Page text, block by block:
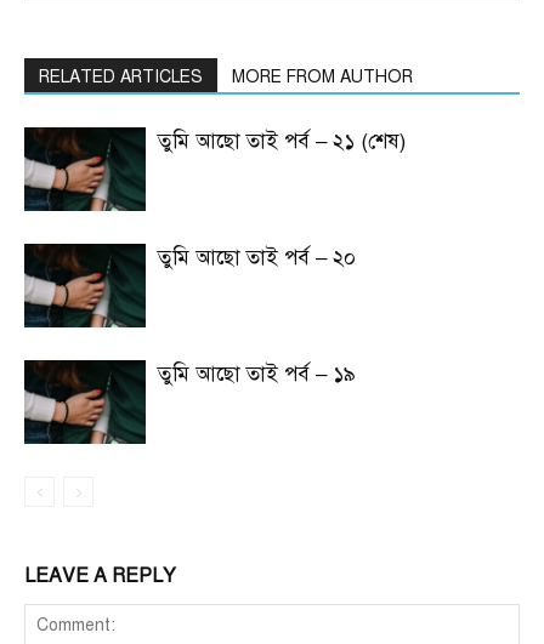
RELATED ARTICLES MORE FROM AUTHOR
তুমি আছো তাই পর্ব – ২১ (শেষ)
তুমি আছো তাই পর্ব – ২০
তুমি আছো তাই পর্ব – ১৯
LEAVE A REPLY